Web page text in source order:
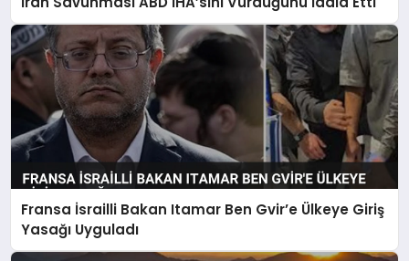
Fransa İsrailli Bakan Itamar Ben Gvir’e Ülkeye Giriş
Yasağı Uyguladı